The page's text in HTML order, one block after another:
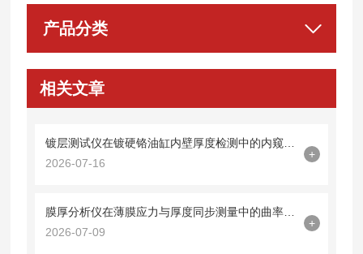
产品分类
相关文章
2026-07-16
+
2026-07-09
+